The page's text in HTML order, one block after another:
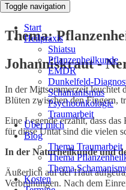
Toggle navigation
Start
Heilpraxis
Shiatsu
Pflanzenheilkunde
EMDR
Dunkelfeld-
Schamanismus
Psychoonkologie
Traumarbeit
Über mich
Blog
Thema Traumarbeit
Thema
Thema
Kosten
Thema:
Johanniskraut -
In der Mittsommerzeit leuchtet
Blüten zwischen den Fingern,
Eine Legende erzählt, dass
für diese Untat sind die vielen
In der Naturheilkunde und
Äußerlich auf der Haut
Verbrühungen. Nach dem